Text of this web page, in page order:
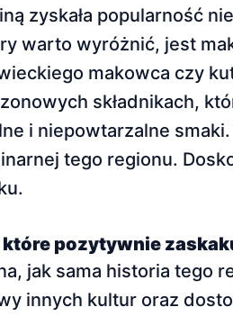
zyskała popularność
warto wyróżnić, jest
makowca czy
składnikach,
i niepowtarzalne
tego regionu.
pozytywnie
jak sama historia tego
innych kultur oraz